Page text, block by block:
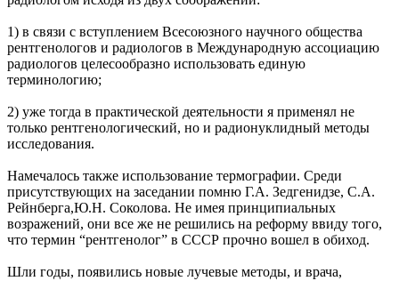
1) в связи с вступлением Всесоюзного научного общества
рентгенологов и радиологов в Международную ассоциацию
радиологов целесообразно использовать единую
терминологию;
2) уже тогда в практической деятельности я применял не
только рентгенологический, но и радионуклидный методы
исследования.
Намечалось также использование термографии. Среди
присутствующих на заседании помню Г.А. Зедгенидзе, С.А.
Рейнберга,Ю.Н. Соколова. Не имея принципиальных
возражений, они все же не решились на реформу ввиду того,
что термин “рентгенолог” в СССР прочно вошел в обиход.
Шли годы, появились новые лучевые методы, и врача,